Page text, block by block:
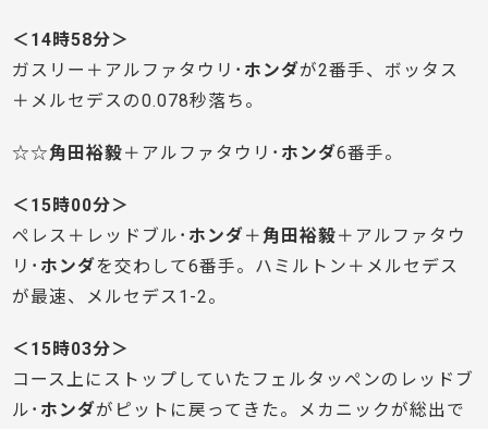
＜14時58分＞
ガスリー＋アルファタウリ･ ホンダが2番手、ボッタス
＋メルセデスの0.078秒落ち。
☆☆角田裕毅＋アルファタウリ･ ホンダ6番手。
＜15時00分＞
ペレス＋レッドブル･ ホンダ ＋ 角田裕毅＋アルファタウ
リ･ ホンダ を交わして6番手。ハミルトン＋メルセデス
が最速、メルセデス1-2。
＜15時03分＞
コース上にストップしていたフェルタッペンのレッドブ
ル･ ホンダがピットに戻ってきた。メカニックが総出で